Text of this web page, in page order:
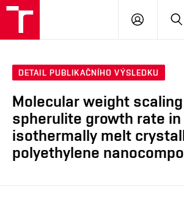
PŘIHLÁSIT
DETAIL PUBLIKAČNÍHO VÝSLEDKU
Molecular weight
spherulite growth rate in
isothermally melt
polyethylene